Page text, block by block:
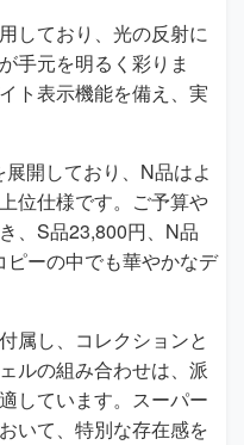
しており、光の反射に
手元を明るく彩りま
ト表示機能を備え、実
開しており、N品はよ
位仕様です。ご予算や
、S品23,800円、N品
ーの中でも華やかなデ
属し、コレクションと
ルの組み合わせは、派
しています。スーパー
いて、特別な存在感を